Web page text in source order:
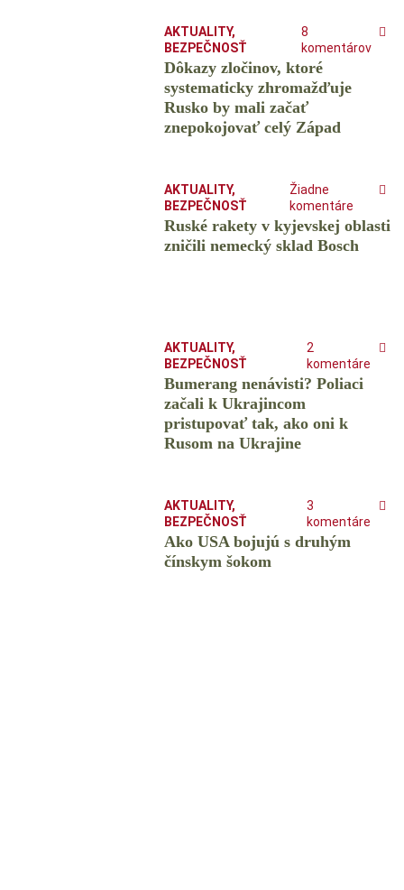
AKTUALITY,
BEZPEČNOSŤ
8
komentárov
Dôkazy zločinov, ktoré
systematicky zhromažďuje
Rusko by mali začať
znepokojovať celý Západ
AKTUALITY,
BEZPEČNOSŤ
Žiadne
komentáre
Ruské rakety v kyjevskej oblasti
zničili nemecký sklad Bosch
AKTUALITY,
BEZPEČNOSŤ
2
komentáre
Bumerang nenávisti? Poliaci
začali k Ukrajincom
pristupovať tak, ako oni k
Rusom na Ukrajine
AKTUALITY,
BEZPEČNOSŤ
3
komentáre
Ako USA bojujú s druhým
čínskym šokom